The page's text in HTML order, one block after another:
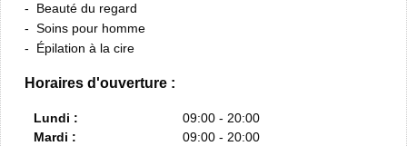
Beauté du regard
Soins pour homme
Épilation à la cire
Horaires d'ouverture :
Lundi :
09:00 - 20:00
Mardi :
09:00 - 20:00